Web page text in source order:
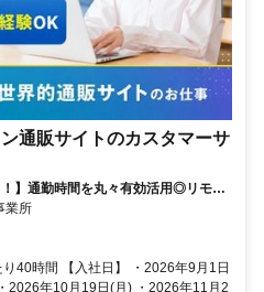
通販サイトのカスタマーサ
！】通勤時間を丸々有効活用◎リモー
心★セールス要素一切なし！
業所
40時間 【入社日】 ・2026年9月1日
2026年10月19日(月) ・2026年11月2